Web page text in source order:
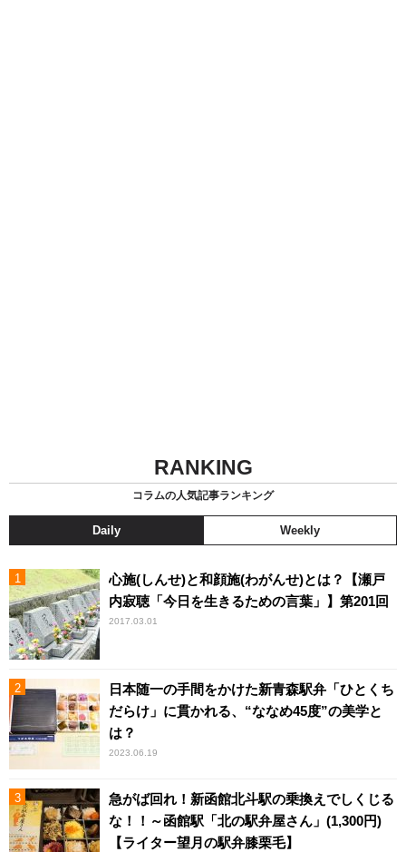
RANKING
コラムの人気記事ランキング
Daily Weekly
心施(しんせ)と和顔施(わがんせ)とは？【瀬戸
内寂聴「今日を生きるための言葉」】第201回
2017.03.01
日本随一の手間をかけた新青森駅弁「ひとくち
だらけ」に貫かれる、“ななめ45度”の美学と
は？
2023.06.19
急がば回れ！新函館北斗駅の乗換えでしくじる
な！！～函館駅「北の駅弁屋さん」(1,300円)
【ライター望月の駅弁膝栗毛】